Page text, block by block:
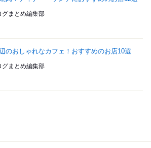
グまとめ編集部
のおしゃれなカフェ！おすすめのお店10選
グまとめ編集部